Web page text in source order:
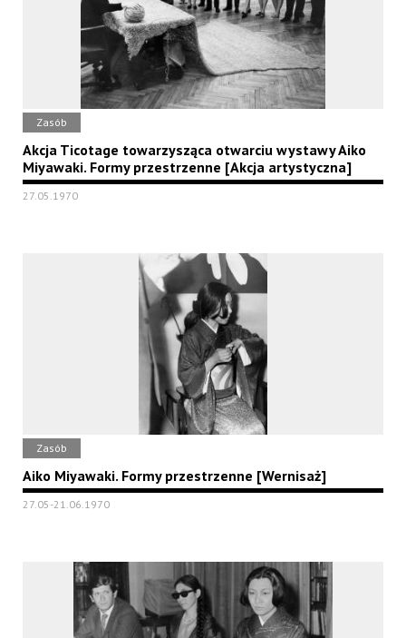
Zasób
Akcja Ticotage towarzysząca otwarciu wystawy Aiko
Miyawaki. Formy przestrzenne [Akcja artystyczna]
27.05.1970
Zasób
Aiko Miyawaki. Formy przestrzenne [Wernisaż]
27.05-21.06.1970